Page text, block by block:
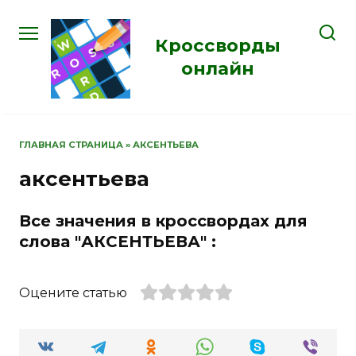
содержанию
Кроссворды
онлайн
ГЛАВНАЯ СТРАНИЦА » АКСЕНТЬЕВА
аксентьева
Все значения в кроссвордах для
слова "АКСЕНТЬЕВА" :
Оцените статью